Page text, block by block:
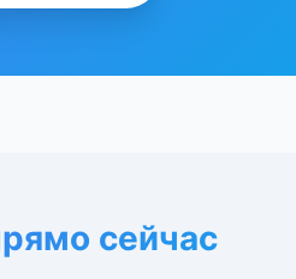
сейчас